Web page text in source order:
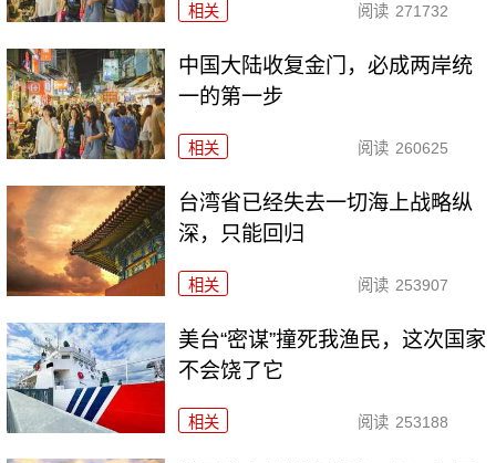
相关 阅读 271732
中国大陆收复金门，必成两岸统
一的第一步
相关 阅读 260625
台湾省已经失去一切海上战略纵
深，只能回归
相关 阅读 253907
美台“密谋”撞死我渔民，这次国家
不会饶了它
相关 阅读 253188